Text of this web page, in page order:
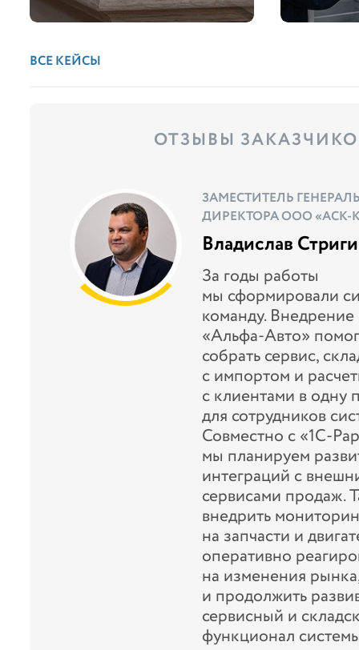
ВСЕ КЕЙСЫ
ОТЗЫВЫ
ЗАМЕСТИТЕЛЬ
ДИРЕКТОРА ООО «АСК-
Владислав
За годы работы
мы сформировали
команду. Внедрение
«Альфа‑Авто»
собрать сервис,
с импортом и
с клиентами в одну
для сотрудников
Совместно с «1С-
мы планируем
интеграций с
сервисами продаж.
внедрить
на запчасти и
оперативно
на изменения
и продолжить
сервисный и
функционал